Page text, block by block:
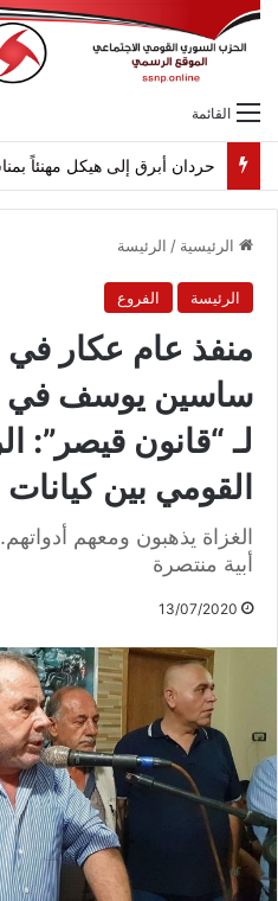
القائمة
حردان أبرق إلى هيكل مهنئاً
الرئيسية / الرئيسة
الرئيسة الفروع
منفذ عام عكار في
ساسين يوسف في
لـ “قانون قيصر”:
القومي بين كيانات
الغزاة يذهبون ومعهم
أبية منتصرة
13/07/2020